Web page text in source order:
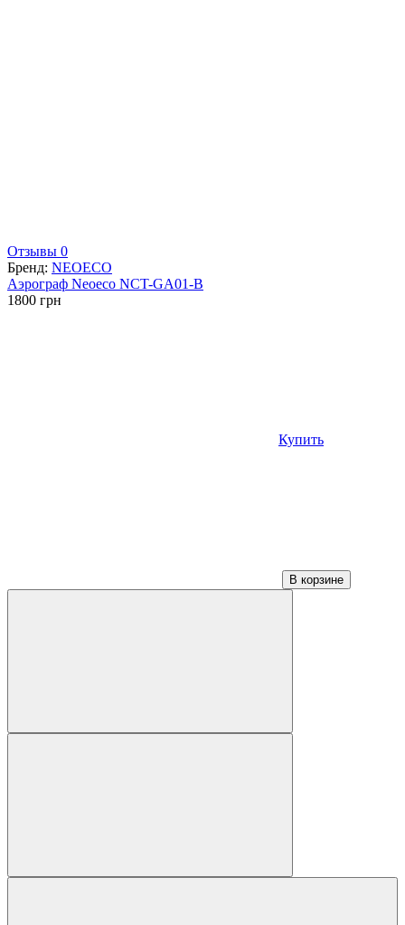
Отзывы 0
Бренд: NEOECO
Аэрограф Neoeco NCT-GA01-B
1800 грн
Купить
В корзине